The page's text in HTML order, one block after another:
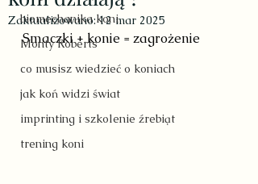
biomechanika koni
Monty Roberts
co musisz wiedzieć o koniach
jak koń widzi świat
imprinting i szkolenie źrebiąt
trening koni
Zaktualizowano:12 mar 2025
Smaczki + konie = zagrożenie